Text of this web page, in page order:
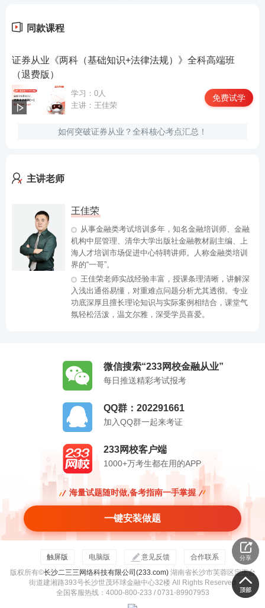
否真实、准确、完整，协助发行人建立严格的信息披
（5）证券自营业务
《证券公司证券自营投资品种清单》
①已经和依法可以在境内证券交易所上市交易和转让
③已经和依法可以在符合规定的区域性股权交易市场
交易市场挂牌转让的股票；
④已经和依法可以在境内银行间市场交易的证券；
⑤经国家金融监管部门或者其授权机构依法批准或备
案发行并在境内金融机构柜台交易的证券。
证券公司将自有资金投资于依法公开发行的国债、投
资级公司债、货币市场基金、央行票据等风险较低、
其净资本80%，无须取得证券自营业务资格。
（6）证券资产管理业务
资产管理业务是指银行、信托、证券、基金、期货、
保险资产管理机构、金融资产投资公司等金融机构接
受投资者委托，对受托的投资者财产进行投资和管理
的金融服务。
（7）融资融券业务
①证券公司申请融资融券业务资格必须具有证券经纪
业务资格；
②证券公司开展融资融券业务，必须经中国证监会批
（8）证券做市交易业务
指在证券市场上，由具备一定实力和信誉的
同款课程
证券从业《两科（基础知识+法律法规）》全科高端班
（退费版）
学习：0人
主讲：王佳荣
免费试学
如何突破证券从业？全科核心考点汇总！
主讲老师
王佳荣
从事金融类考试培训多年，知名金融培训师、金融
机构中层管理、清华大学出版社金融教材副主编、上
海人才培训市场促进中心特聘讲师。人称金融类培训
界的“一哥”。
王佳荣老师实战经验丰富，授课条理清晰，讲解深
入浅出通俗易懂，对重难点问题分析尤其透彻。专业
功底深厚且擅长理论知识与实际案例相结合，课堂气
氛轻松活泼，温文尔雅，深受学员喜爱。
微信搜索“233网校金融从业”
每日推送精彩考试报考
QQ群：202291661
加入QQ群一起来考证
233网校客户端
1000+万考生都在用的APP
海量试题随时做,备考指南一手掌握
一键安装做题
触屏版 电脑版 意见反馈
合作联系
版权所有©长沙二三三网络科技有限公司(233.com)湖南省长沙市芙蓉区定王台
街道建湘路393号长沙世茂环球金融中心32楼 All Rights Reserved
全国客服热线：4000-800-233 / 0731-89907953
分享